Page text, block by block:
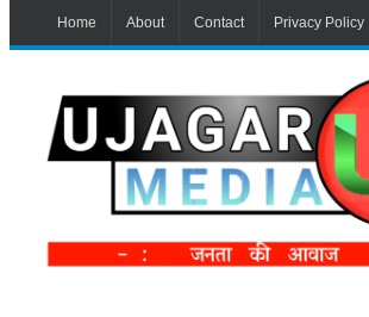
Home About Contact Privacy Policy